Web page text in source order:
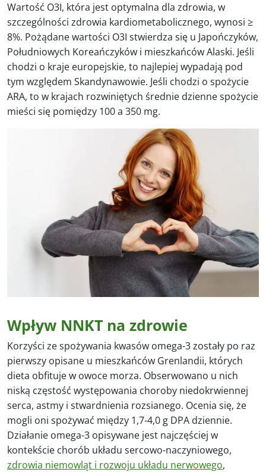
Wartość O3I, która jest optymalna dla zdrowia, w
szczególności zdrowia kardiometabolicznego, wynosi ≥
8%. Pożądane wartości O3I stwierdza się u Japończyków,
Południowych Koreańczyków i mieszkańców Alaski. Jeśli
chodzi o kraje europejskie, to najlepiej wypadają pod
tym względem Skandynawowie. Jeśli chodzi o spożycie
ARA, to w krajach rozwiniętych średnie dzienne spożycie
mieści się pomiędzy 100 a 350 mg.
Wpływ NNKT na zdrowie
Korzyści ze spożywania kwasów omega-3 zostały po raz
pierwszy opisane u mieszkańców Grenlandii, których
dieta obfituje w owoce morza. Obserwowano u nich
niską częstość występowania choroby niedokrwiennej
serca, astmy i stwardnienia rozsianego. Ocenia się, że
mogli oni spożywać między 1,7-4,0 g DPA dziennie.
Działanie omega-3 opisywane jest najczęściej w
kontekście chorób układu sercowo-naczyniowego,
zdrowia niemowląt i rozwoju układu nerwowego,